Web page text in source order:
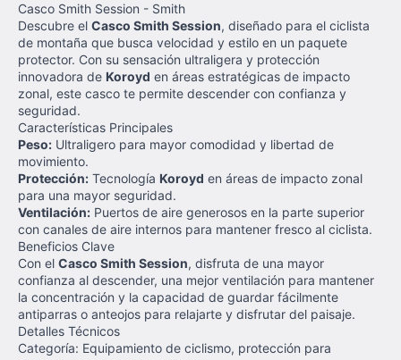
Casco Smith Session - Smith
Descubre el Casco Smith Session, diseñado para el ciclista
de montaña que busca velocidad y estilo en un paquete
protector. Con su sensación ultraligera y protección
innovadora de Koroyd en áreas estratégicas de impacto
zonal, este casco te permite descender con confianza y
seguridad.
Características Principales
Peso: Ultraligero para mayor comodidad y libertad de
movimiento.
Protección: Tecnología Koroyd en áreas de impacto zonal
para una mayor seguridad.
Ventilación: Puertos de aire generosos en la parte superior
con canales de aire internos para mantener fresco al ciclista.
Beneficios Clave
Con el Casco Smith Session, disfruta de una mayor
confianza al descender, una mejor ventilación para mantener
la concentración y la capacidad de guardar fácilmente
antiparras o anteojos para relajarte y disfrutar del paisaje.
Detalles Técnicos
Categoría: Equipamiento de ciclismo, protección para